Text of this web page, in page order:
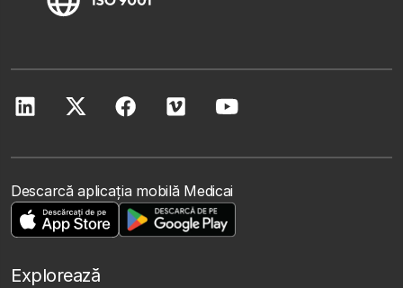
Descarcă aplicația mobilă Medicai
Explorează